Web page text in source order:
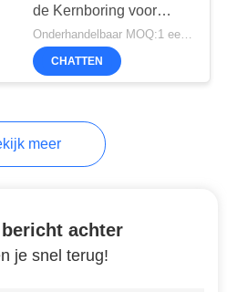
de Kernboring voor
exploratie, SPT, die
steekproef, kleine
waterput nemen
Onderhandelbaar MOQ:1 eenheid
CHATTEN
meer
achter
je snel terug!